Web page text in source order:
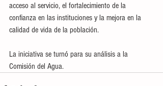
acceso al servicio, el fortalecimiento de la
confianza en las instituciones y la mejora en la
calidad de vida de la población.
La iniciativa se turnó para su análisis a la
Comisión del Agua.